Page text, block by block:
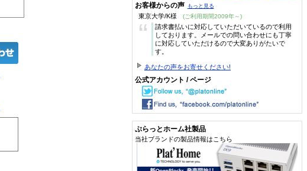
お客様からの声 もっと見る
東京大学/K様 (ご利用期間2009年～)
“
請求書払いに対応していただいているので利用
しております。メールでの問い合わせにも丁寧
に対応していただけるので大変ありがたいで
す。
あなたの声をお寄せください!
公式アカウント / ページ
ぷらっとホーム社製品
当社ブランドの製品情報はこちら